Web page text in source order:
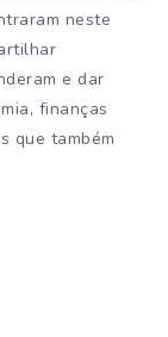
neste
e dar
finanças
que também